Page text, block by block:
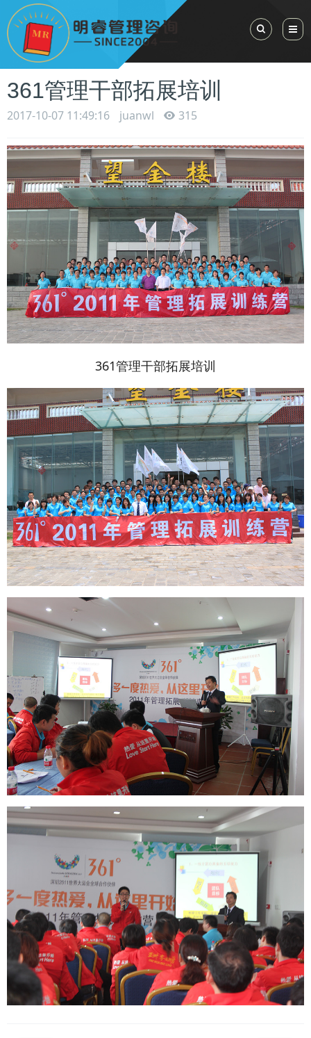
Toggle
361管理干部拓展培训
2017-10-07 11:49:16 juanwl 315
361管理干部拓展培训